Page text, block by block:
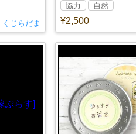
くじらだま ¥2,500
協力 自然